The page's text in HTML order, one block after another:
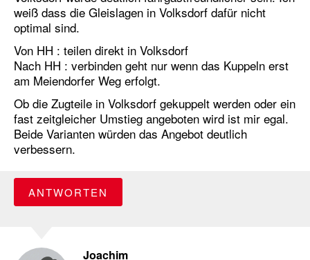
weiß dass die Gleislagen in Volksdorf dafür nicht
optimal sind.
Von HH : teilen direkt in Volksdorf
Nach HH : verbinden geht nur wenn das Kuppeln erst
am Meiendorfer Weg erfolgt.
Ob die Zugteile in Volksdorf gekuppelt werden oder ein
fast zeitgleicher Umstieg angeboten wird ist mir egal.
Beide Varianten würden das Angebot deutlich
verbessern.
ANTWORTEN
Joachim